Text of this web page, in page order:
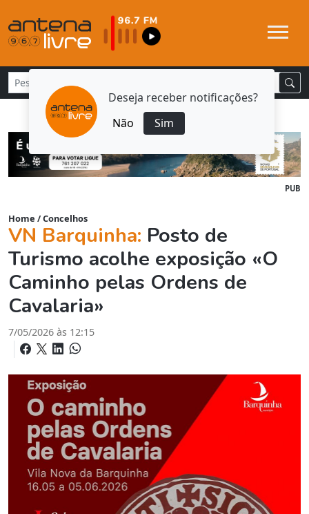
Deseja receber notificações?
Não
Sim
PUB
Home /Concelhos
VN Barquinha: Posto de
Turismo acolhe exposição «O
Caminho pelas Ordens de
Cavalaria»
7/05/2026 às 12:15